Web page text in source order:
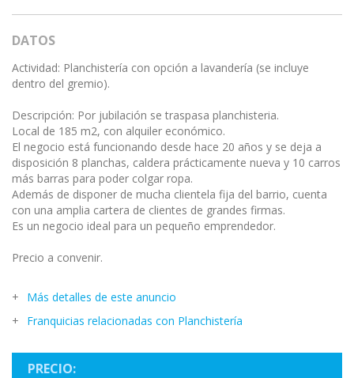
DATOS
Actividad: Planchistería con opción a lavandería (se incluye
dentro del gremio).
Descripción: Por jubilación se traspasa planchisteria.
Local de 185 m2, con alquiler económico.
El negocio está funcionando desde hace 20 años y se deja a
disposición 8 planchas, caldera prácticamente nueva y 10 carros
más barras para poder colgar ropa.
Además de disponer de mucha clientela fija del barrio, cuenta
con una amplia cartera de clientes de grandes firmas.
Es un negocio ideal para un pequeño emprendedor.
Precio a convenir.
Más detalles de este anuncio
Franquicias relacionadas con Planchistería
PRECIO: